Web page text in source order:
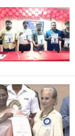
e
b
o
o
k
t
t
e
r
i
l
t
s
A
p
p